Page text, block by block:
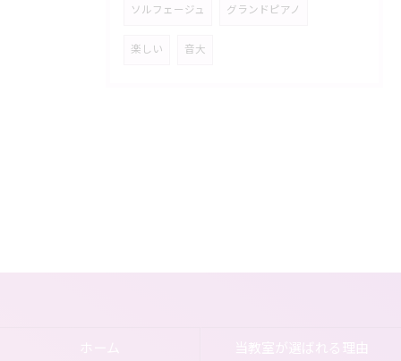
ソルフェージュ グランドピアノ
楽しい 音大
当教室が選ばれる理由